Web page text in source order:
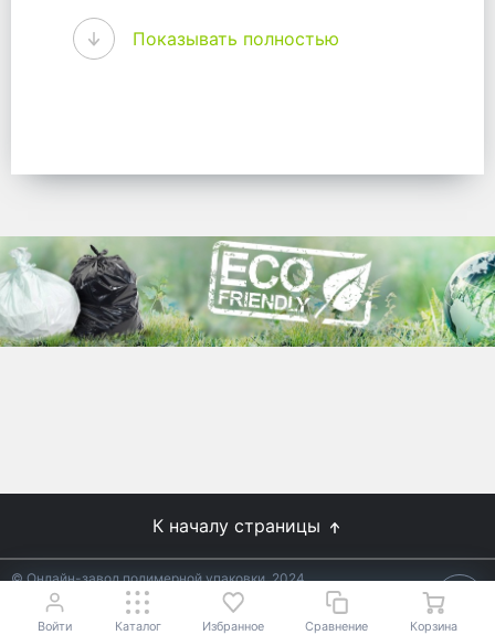
WhitePack - перерабатываем пластик.
Мы принимали самое активное
участие в становлении этого рынка в
упаковке, и сегодня мы перешли в
Используйте готовые решения от
лидеров отрасли.
WhitePack
8 (495) 204-18-49
Показывать полностью
К началу страницы
© Онлайн-завод полимерной упаковки, 2024
Не является публичной офертой.Условия уточняйте у
менеджеров.
Войти Каталог Избранное Сравнение Корзина